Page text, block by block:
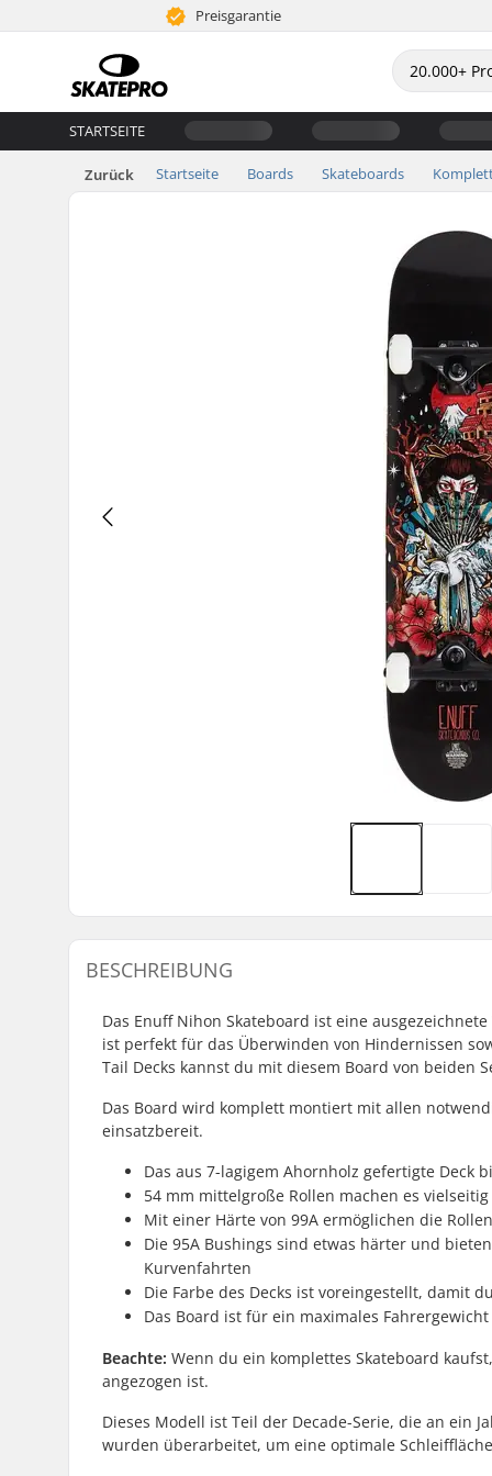
Preisgarantie
STARTSEITE
Zurück Startseite Boards Skateboards
BESCHREIBUNG
Das Enuff Nihon Skateboard ist eine
ist perfekt für das Überwinden von Hindernissen
Tail Decks kannst du mit diesem Board von beiden
Das Board wird komplett montiert mit allen
einsatzbereit.
Das aus 7-lagigem Ahornholz gefertigte Deck
54 mm mittelgroße Rollen machen es
Mit einer Härte von 99A ermöglichen die
Die 95A Bushings sind etwas härter und
Kurvenfahrten
Die Farbe des Decks ist voreingestellt, damit
Das Board ist für ein maximales
Beachte: Wenn du ein komplettes Skateboard
angezogen ist.
Dieses Modell ist Teil der Decade-Serie, die an ein
wurden überarbeitet, um eine optimale